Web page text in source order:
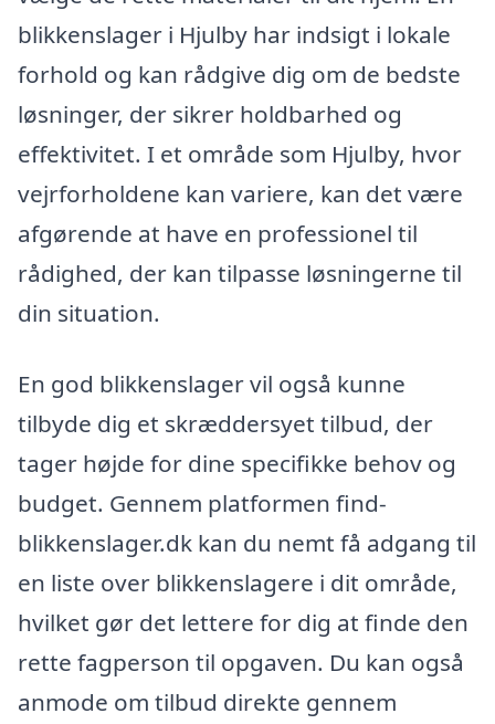
blikkenslager i Hjulby har indsigt i lokale
forhold og kan rådgive dig om de bedste
løsninger, der sikrer holdbarhed og
effektivitet. I et område som Hjulby, hvor
vejrforholdene kan variere, kan det være
afgørende at have en professionel til
rådighed, der kan tilpasse løsningerne til
din situation.
En god blikkenslager vil også kunne
tilbyde dig et skræddersyet tilbud, der
tager højde for dine specifikke behov og
budget. Gennem platformen find-
blikkenslager.dk kan du nemt få adgang til
en liste over blikkenslagere i dit område,
hvilket gør det lettere for dig at finde den
rette fagperson til opgaven. Du kan også
anmode om tilbud direkte gennem